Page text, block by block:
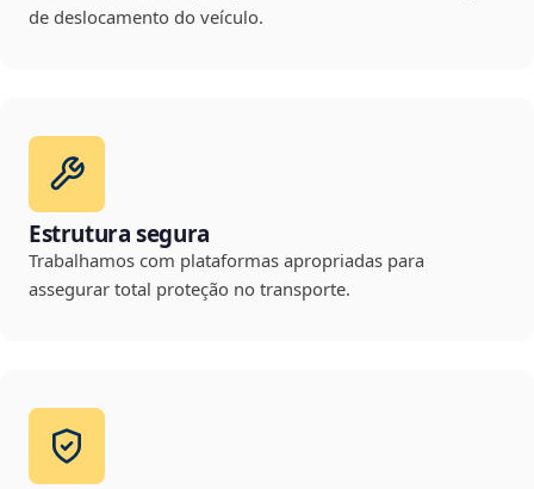
de deslocamento do veículo.
Estrutura segura
Trabalhamos com plataformas apropriadas para
assegurar total proteção no transporte.